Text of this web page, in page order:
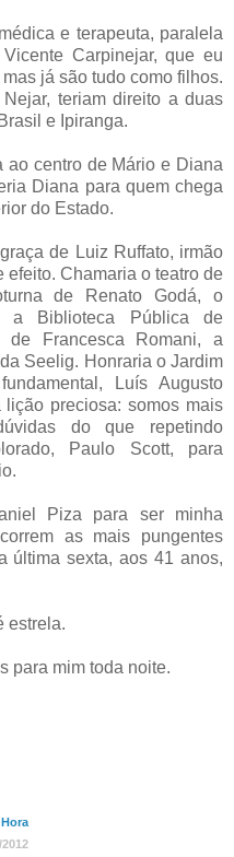
e terapeuta, paralela
Carpinejar, que eu
já são tudo como filhos.
teriam direito a duas
e Ipiranga.
ao centro de Mário e Diana
Diana para quem chega
do Estado.
de Luiz Ruffato, irmão
Chamaria o teatro de
de Renato Godá, o
a Biblioteca Pública de
de Francesca Romani, a
Seelig. Honraria o Jardim
Luís Augusto
preciosa: somos mais
do que repetindo
Paulo Scott, para
Piza para ser minha
as mais pungentes
última sexta, aos 41 anos,
estrela.
para mim toda noite.